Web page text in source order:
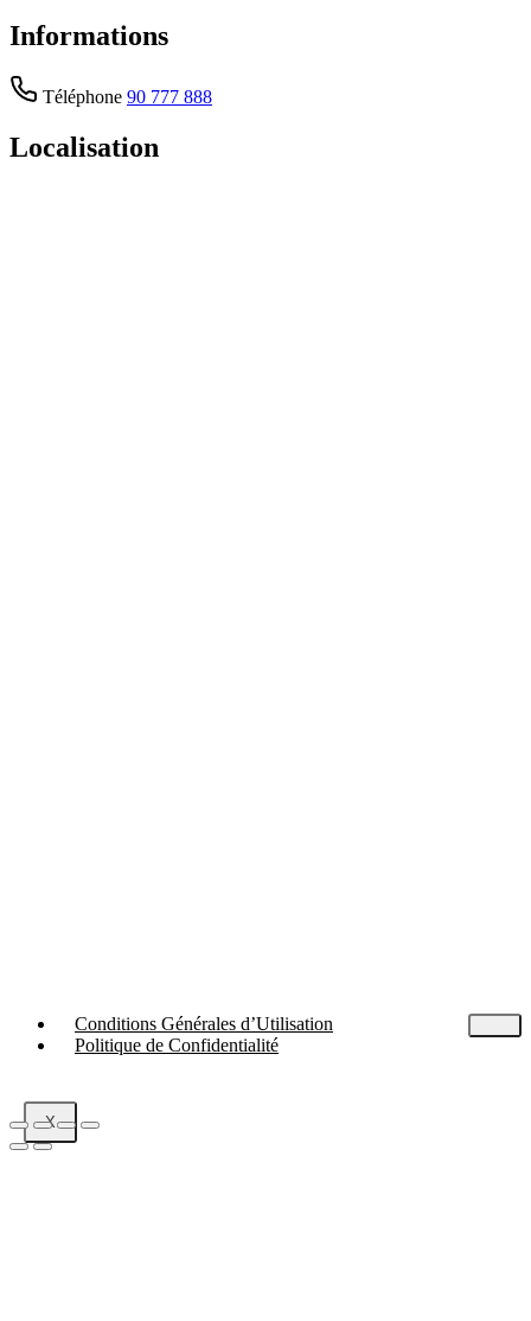
Informations
Téléphone 90 777 888
Localisation
Conditions Générales d’Utilisation
Politique de Confidentialité
X